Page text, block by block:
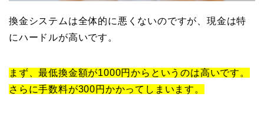
換金システムは全体的に悪くないのですが、現金は特
にハードルが高いです。
まず、最低換金額が1000円からというのは高いです。
さらに手数料が300円かかってしまいます。